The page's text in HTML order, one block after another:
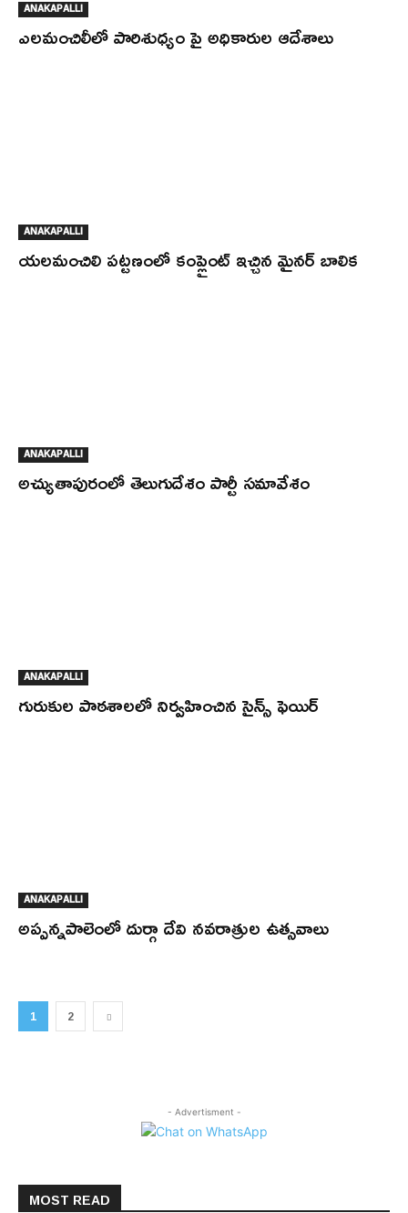
ANAKAPALLI
ఎలమంచిలీలో పారిశుధ్యం పై అధికారుల ఆదేశాలు
ANAKAPALLI
యలమంచిలి పట్టణంలో కంప్లైంట్ ఇచ్చిన మైనర్ బాలిక
ANAKAPALLI
అచ్యుతాపురంలో తెలుగుదేశం పార్టీ సమావేశం
ANAKAPALLI
గురుకుల పాఠశాలలో నిర్వహించిన సైన్స్ ఫెయిర్
ANAKAPALLI
అప్పన్నపాలెంలో దుర్గా దేవి నవరాత్రుల ఉత్సవాలు
1 2
- Advertisment -
MOST READ